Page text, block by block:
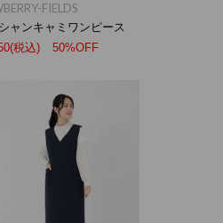
FIELDS
ャンキャミワンピース
(税込) 50%OFF